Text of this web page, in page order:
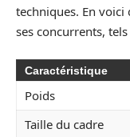
techniques. En
ses concurrents,
Caractéristique
Poids
Taille du cadre